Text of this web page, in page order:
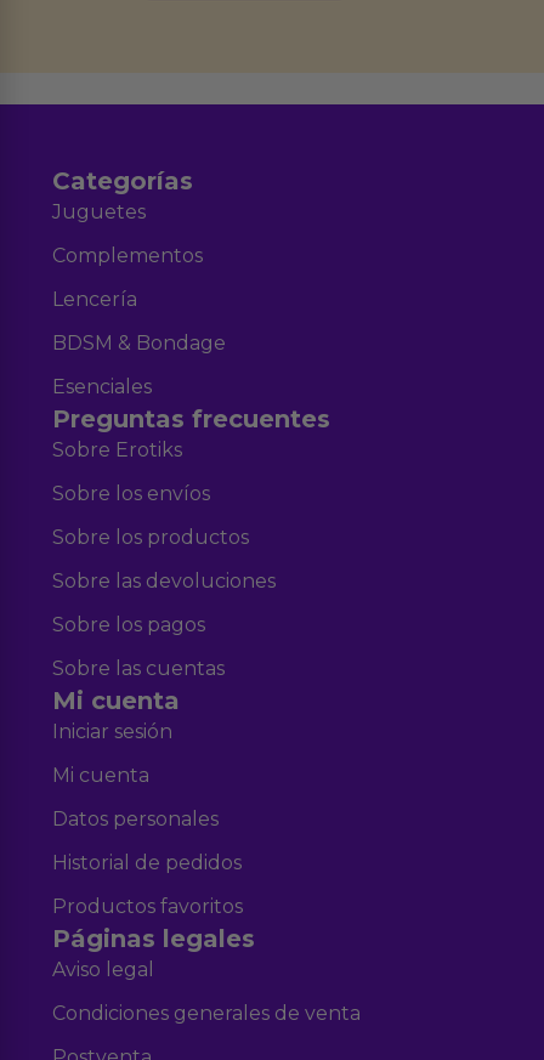
Categorías
Juguetes
Complementos
Lencería
BDSM & Bondage
Esenciales
Preguntas frecuentes
Sobre Erotiks
Sobre los envíos
Sobre los productos
Sobre las devoluciones
Sobre los pagos
Sobre las cuentas
Mi cuenta
Iniciar sesión
Mi cuenta
Datos personales
Historial de pedidos
Productos favoritos
Páginas legales
Aviso legal
Condiciones generales de venta